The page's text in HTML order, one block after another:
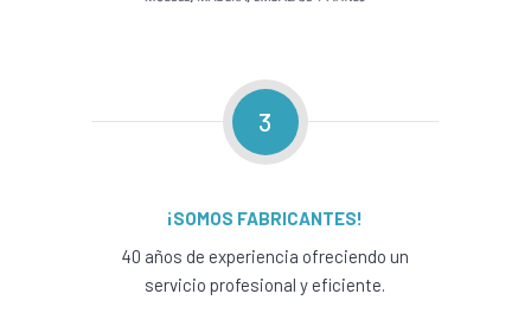
3
¡SOMOS FABRICANTES!
40 años de experiencia ofreciendo un
servicio profesional y eficiente.